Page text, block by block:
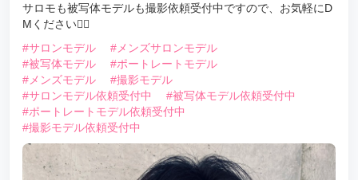
サロモも被写体モデルも撮影依頼受付中ですので、お気軽にD
Mください🙋‍♂️
#サロンモデル
#メンズサロンモデル
#被写体モデル
#ポートレートモデル
#メンズモデル
#撮影モデル
#サロンモデル依頼受付中
#被写体モデル依頼受付中
#ポートレートモデル依頼受付中
#撮影モデル依頼受付中